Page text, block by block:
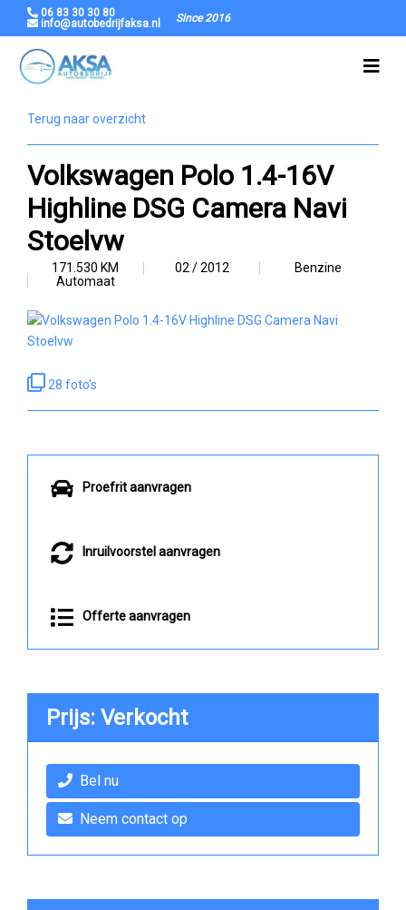
06 83 30 30 80
info@autobedrijfaksa.nl
Since 2016
Terug naar overzicht
Volkswagen Polo 1.4-16V
Highline DSG Camera Navi
Stoelvw
171.530 KM 02 / 2012
Benzine
Automaat
28 foto's
Proefrit aanvragen
Inruilvoorstel aanvragen
Offerte aanvragen
Prijs: Verkocht
Bel nu
Neem contact op